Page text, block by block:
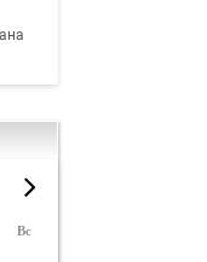
Вс